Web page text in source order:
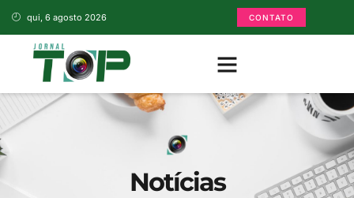
qui, 6 agosto 2026 CONTATO
Notícias